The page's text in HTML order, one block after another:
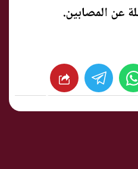
عن المصابين.
whats شارك